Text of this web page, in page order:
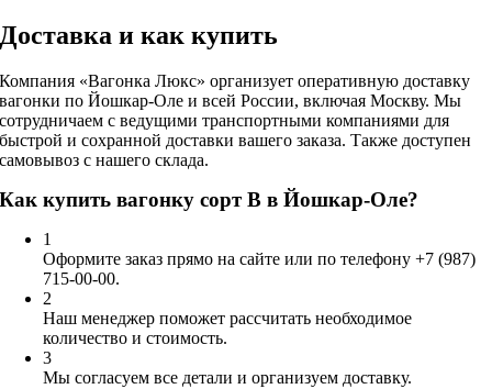
Доставка и как купить
Компания «Вагонка Люкс» организует оперативную доставку
вагонки по Йошкар-Оле и всей России, включая Москву. Мы
сотрудничаем с ведущими транспортными компаниями для
быстрой и сохранной доставки вашего заказа. Также доступен
самовывоз с нашего склада.
Как купить вагонку сорт В в Йошкар-Оле?
1
Оформите заказ прямо на сайте или по телефону +7 (987)
715-00-00.
2
Наш менеджер поможет рассчитать необходимое
количество и стоимость.
3
Мы согласуем все детали и организуем доставку.